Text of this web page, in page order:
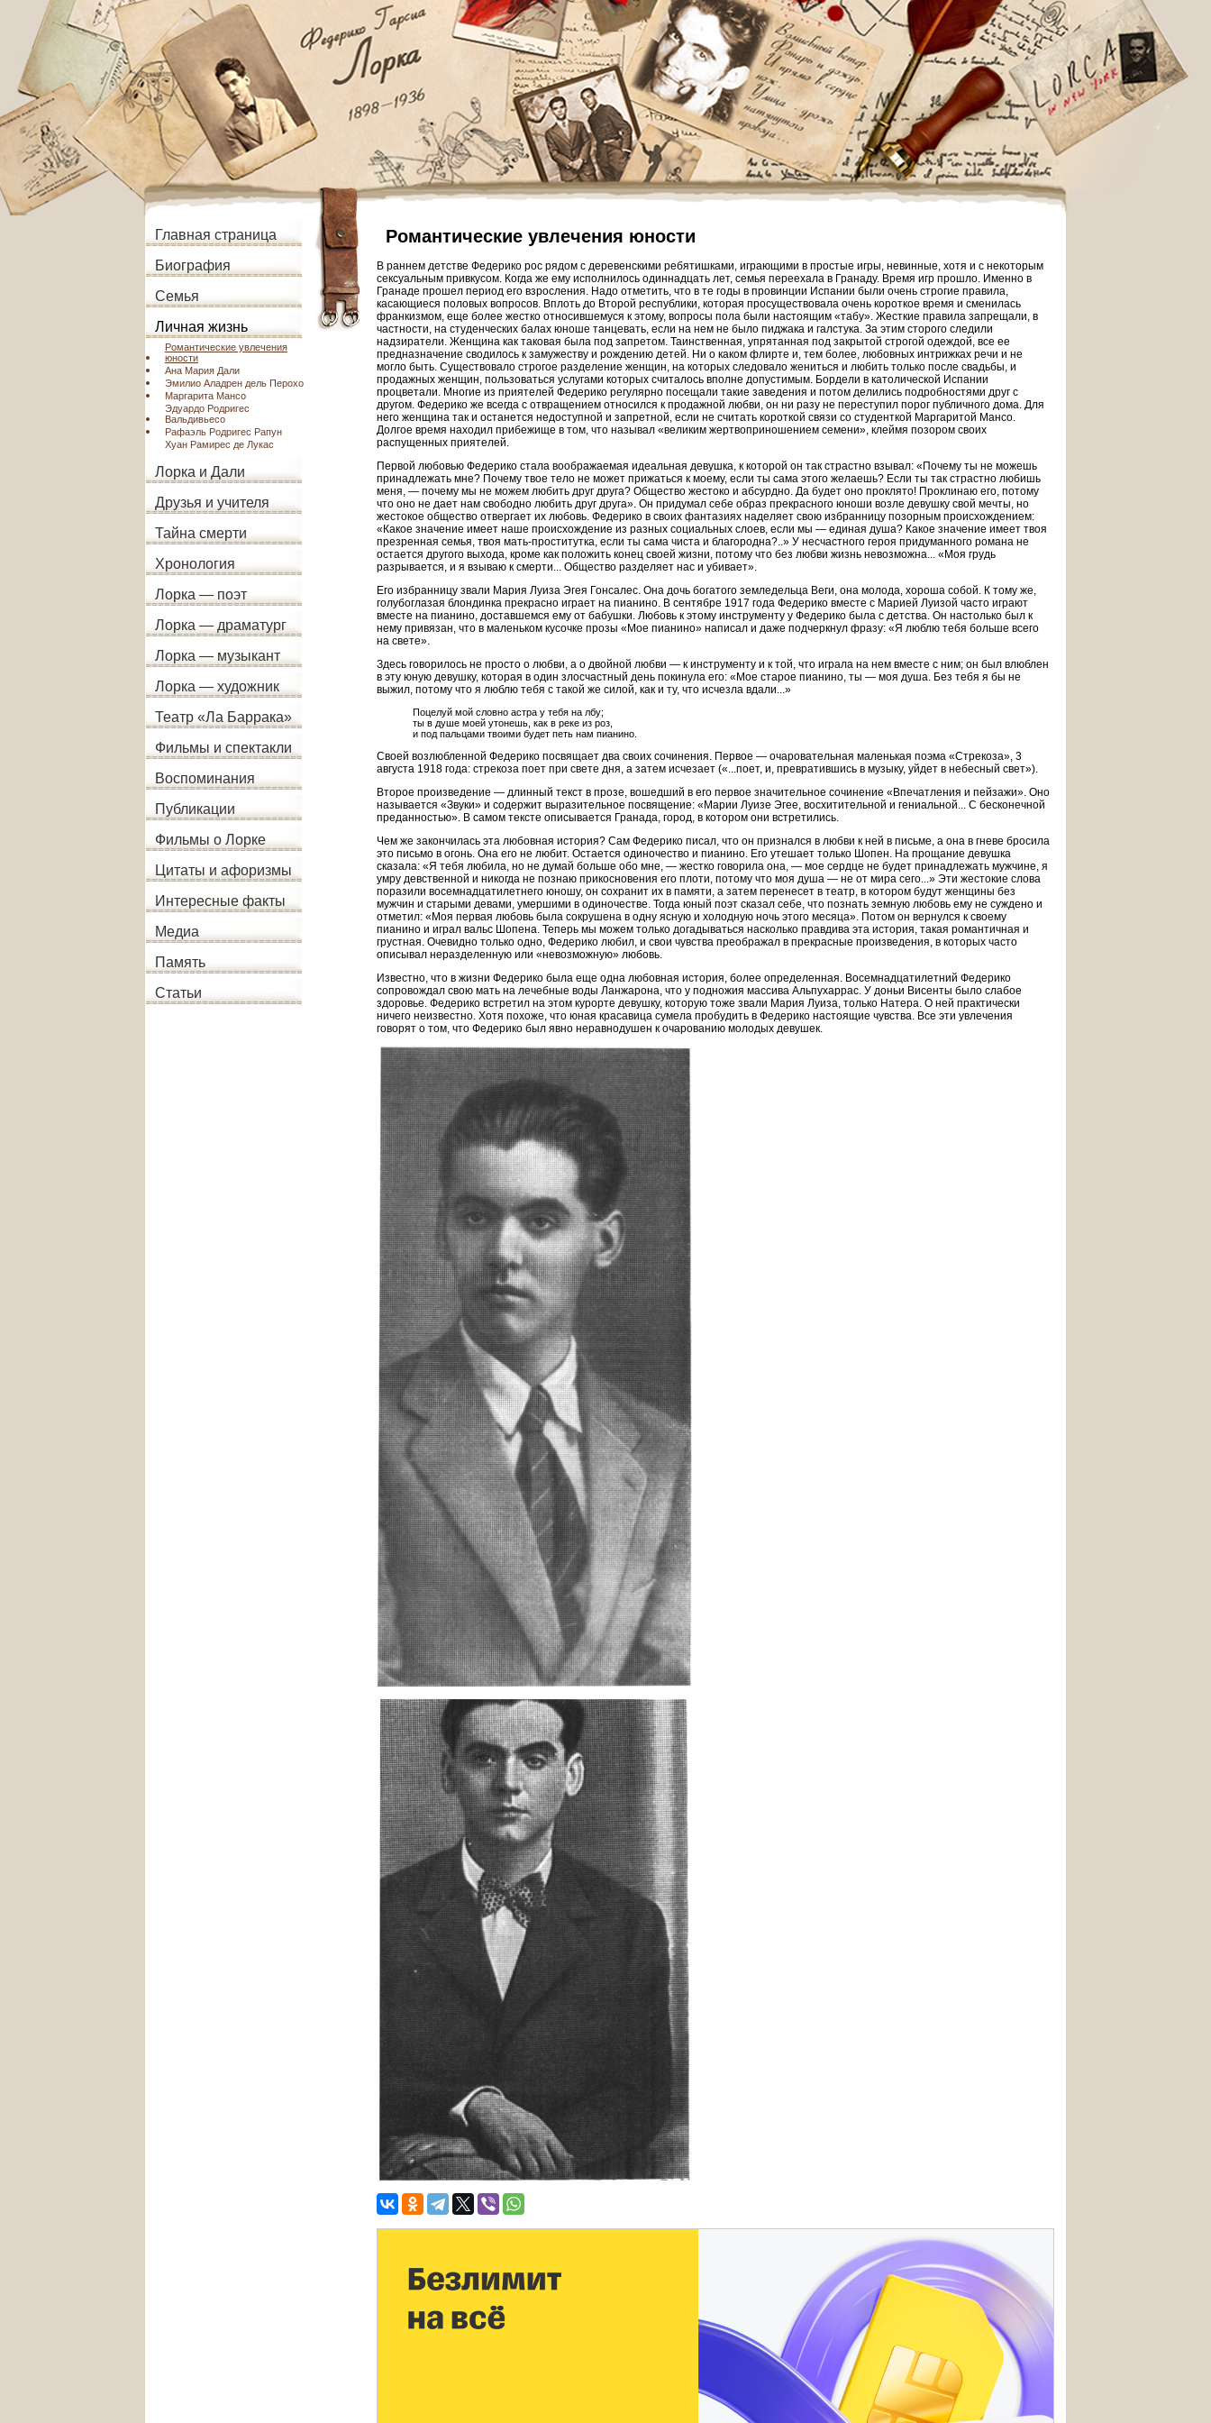
Главная страница
Биография
Семья
Личная жизнь
Романтические увлечения
юности
Ана Мария Дали
Эмилио Аладрен дель Перохо
Маргарита Мансо
Эдуардо Родригес
Вальдивьесо
Рафаэль Родригес Рапун
Хуан Рамирес де Лукас
Лорка и Дали
Друзья и учителя
Тайна смерти
Хронология
Лорка — поэт
Лорка — драматург
Лорка — музыкант
Лорка — художник
Театр «Ла Баррака»
Фильмы и спектакли
Воспоминания
Публикации
Фильмы о Лорке
Цитаты и афоризмы
Интересные факты
Медиа
Память
Статьи
Романтические увлечения юности
В раннем детстве Федерико рос рядом с деревенскими ребятишками, играющими в простые игры, невинные, хотя и с некоторым
сексуальным привкусом. Когда же ему исполнилось одиннадцать лет, семья переехала в Гранаду. Время игр прошло. Именно в
Гранаде прошел период его взросления. Надо отметить, что в те годы в провинции Испании были очень строгие правила,
касающиеся половых вопросов. Вплоть до Второй республики, которая просуществовала очень короткое время и сменилась
франкизмом, еще более жестко относившемуся к этому, вопросы пола были настоящим «табу». Жесткие правила запрещали, в
частности, на студенческих балах юноше танцевать, если на нем не было пиджака и галстука. За этим сторого следили
надзиратели. Женщина как таковая была под запретом. Таинственная, упрятанная под закрытой строгой одеждой, все ее
предназначение сводилось к замужеству и рождению детей. Ни о каком флирте и, тем более, любовных интрижках речи и не
могло быть. Существовало строгое разделение женщин, на которых следовало жениться и любить только после свадьбы, и
продажных женщин, пользоваться услугами которых считалось вполне допустимым. Бордели в католической Испании
процветали. Многие из приятелей Федерико регулярно посещали такие заведения и потом делились подробностями друг с
другом. Федерико же всегда с отвращением относился к продажной любви, он ни разу не переступил порог публичного дома. Для
него женщина так и останется недоступной и запретной, если не считать короткой связи со студенткой Маргаритой Мансо.
Долгое время находил прибежище в том, что называл «великим жертвоприношением семени», клеймя позором своих
распущенных приятелей.
Первой любовью Федерико стала воображаемая идеальная девушка, к которой он так страстно взывал: «Почему ты не можешь
принадлежать мне? Почему твое тело не может прижаться к моему, если ты сама этого желаешь? Если ты так страстно любишь
меня, — почему мы не можем любить друг друга? Общество жестоко и абсурдно. Да будет оно проклято! Проклинаю его, потому
что оно не дает нам свободно любить друг друга». Он придумал себе образ прекрасного юноши возле девушку свой мечты, но
жестокое общество отвергает их любовь. Федерико в своих фантазиях наделяет свою избранницу позорным происхождением:
«Какое значение имеет наше происхождение из разных социальных слоев, если мы — единая душа? Какое значение имеет твоя
презренная семья, твоя мать-проститутка, если ты сама чиста и благородна?..» У несчастного героя придуманного романа не
остается другого выхода, кроме как положить конец своей жизни, потому что без любви жизнь невозможна... «Моя грудь
разрывается, и я взываю к смерти... Общество разделяет нас и убивает».
Его избранницу звали Мария Луиза Эгея Гонсалес. Она дочь богатого земледельца Веги, она молода, хороша собой. К тому же,
голубоглазая блондинка прекрасно играет на пианино. В сентябре 1917 года Федерико вместе с Марией Луизой часто играют
вместе на пианино, доставшемся ему от бабушки. Любовь к этому инструменту у Федерико была с детства. Он настолько был к
нему привязан, что в маленьком кусочке прозы «Мое пианино» написал и даже подчеркнул фразу: «Я люблю тебя больше всего
на свете».
Здесь говорилось не просто о любви, а о двойной любви — к инструменту и к той, что играла на нем вместе с ним; он был влюблен
в эту юную девушку, которая в один злосчастный день покинула его: «Мое старое пианино, ты — моя душа. Без тебя я бы не
выжил, потому что я люблю тебя с такой же силой, как и ту, что исчезла вдали...»
Поцелуй мой словно астра у тебя на лбу;
ты в душе моей утонешь, как в реке из роз,
и под пальцами твоими будет петь нам пианино.
Своей возлюбленной Федерико посвящает два своих сочинения. Первое — очаровательная маленькая поэма «Стрекоза», 3
августа 1918 года: стрекоза поет при свете дня, а затем исчезает («...поет, и, превратившись в музыку, уйдет в небесный свет»).
Второе произведение — длинный текст в прозе, вошедший в его первое значительное сочинение «Впечатления и пейзажи». Оно
называется «Звуки» и содержит выразительное посвящение: «Марии Луизе Эгее, восхитительной и гениальной... С бесконечной
преданностью». В самом тексте описывается Гранада, город, в котором они встретились.
Чем же закончилась эта любовная история? Сам Федерико писал, что он признался в любви к ней в письме, а она в гневе бросила
это письмо в огонь. Она его не любит. Остается одиночество и пианино. Его утешает только Шопен. На прощание девушка
сказала: «Я тебя любила, но не думай больше обо мне, — жестко говорила она, — мое сердце не будет принадлежать мужчине, я
умру девственной и никогда не познаю прикосновения его плоти, потому что моя душа — не от мира сего...» Эти жестокие слова
поразили восемнадцатилетнего юношу, он сохранит их в памяти, а затем перенесет в театр, в котором будут женщины без
мужчин и старыми девами, умершими в одиночестве. Тогда юный поэт сказал себе, что познать земную любовь ему не суждено и
отметил: «Моя первая любовь была сокрушена в одну ясную и холодную ночь этого месяца». Потом он вернулся к своему
пианино и играл вальс Шопена. Теперь мы можем только догадываться насколько правдива эта история, такая романтичная и
грустная. Очевидно только одно, Федерико любил, и свои чувства преображал в прекрасные произведения, в которых часто
описывал неразделенную или «невозможную» любовь.
Известно, что в жизни Федерико была еще одна любовная история, более определенная. Восемнадцатилетний Федерико
сопровождал свою мать на лечебные воды Ланжарона, что у подножия массива Альпухаррас. У доньи Висенты было слабое
здоровье. Федерико встретил на этом курорте девушку, которую тоже звали Мария Луиза, только Натера. О ней практически
ничего неизвестно. Хотя похоже, что юная красавица сумела пробудить в Федерико настоящие чувства. Все эти увлечения
говорят о том, что Федерико был явно неравнодушен к очарованию молодых девушек.